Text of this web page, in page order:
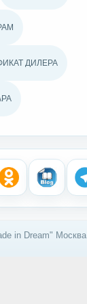
ДИЛЕРА
in Dream" Москва